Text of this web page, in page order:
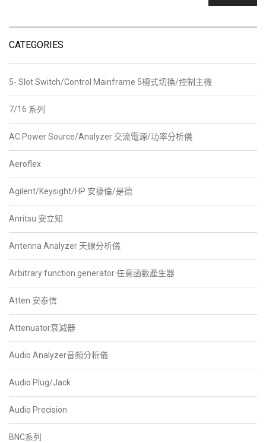
CATEGORIES
5- Slot Switch/Control Mainframe 5槽式切換/控制主機
7/16 系列
AC Power Source/Analyzer 交流電源/功率分析儀
Aeroflex
Agilent/Keysight/HP 安捷倫/是德
Anritsu 安立知
Antenna Analyzer 天線分析儀
Arbitrary function generator 任意函數產生器
Atten 安泰信
Attenuator衰減器
Audio Analyzer音頻分析儀
Audio Plug/Jack
Audio Precision
BNC系列